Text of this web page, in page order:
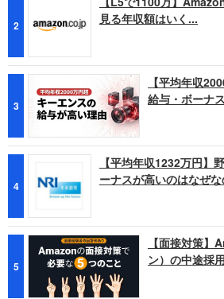
2
見る年収額はいく...
3
【平均年収
給与・ボーナ
4
【平均年収1232万円】
ーナスが高いのはなぜ
5
【面接対策】
ン）の中途採